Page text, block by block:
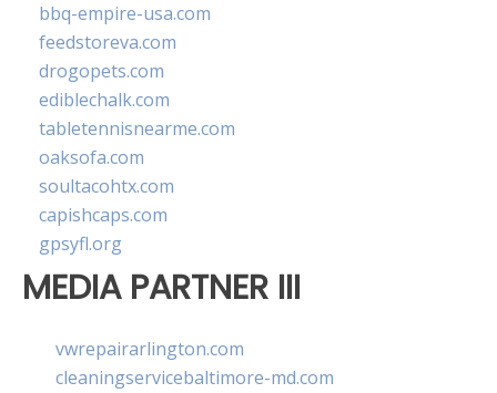
bbq-empire-usa.com
feedstoreva.com
drogopets.com
ediblechalk.com
tabletennisnearme.com
oaksofa.com
soultacohtx.com
capishcaps.com
gpsyfl.org
MEDIA PARTNER III
vwrepairarlington.com
cleaningservicebaltimore-md.com